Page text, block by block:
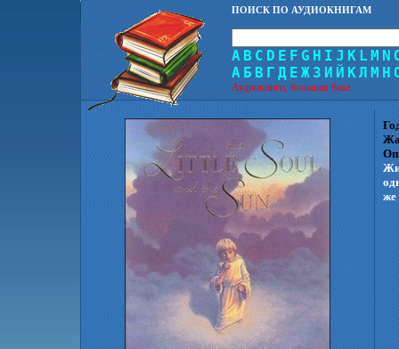
ПОИСК ПО АУДИОКНИГАМ
A B C D E F G H I J K L M N
А Б В Г Д Е Ж З И Й КЛ М Н
Аудиокниги, большая база.
же